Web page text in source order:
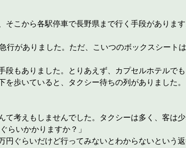
そこから各駅停車で長野県まで行く手段がありま
行がありました。ただ、こいつのボックスシー
段もありました。とりあえず、カプセルホテルで
歩いていると、タクシー待ちの列がありました。
て考えもしませんでした。タクシーは多く、客は
らいかかりますか？」
円ぐらいだけど行ってみないとわからないという